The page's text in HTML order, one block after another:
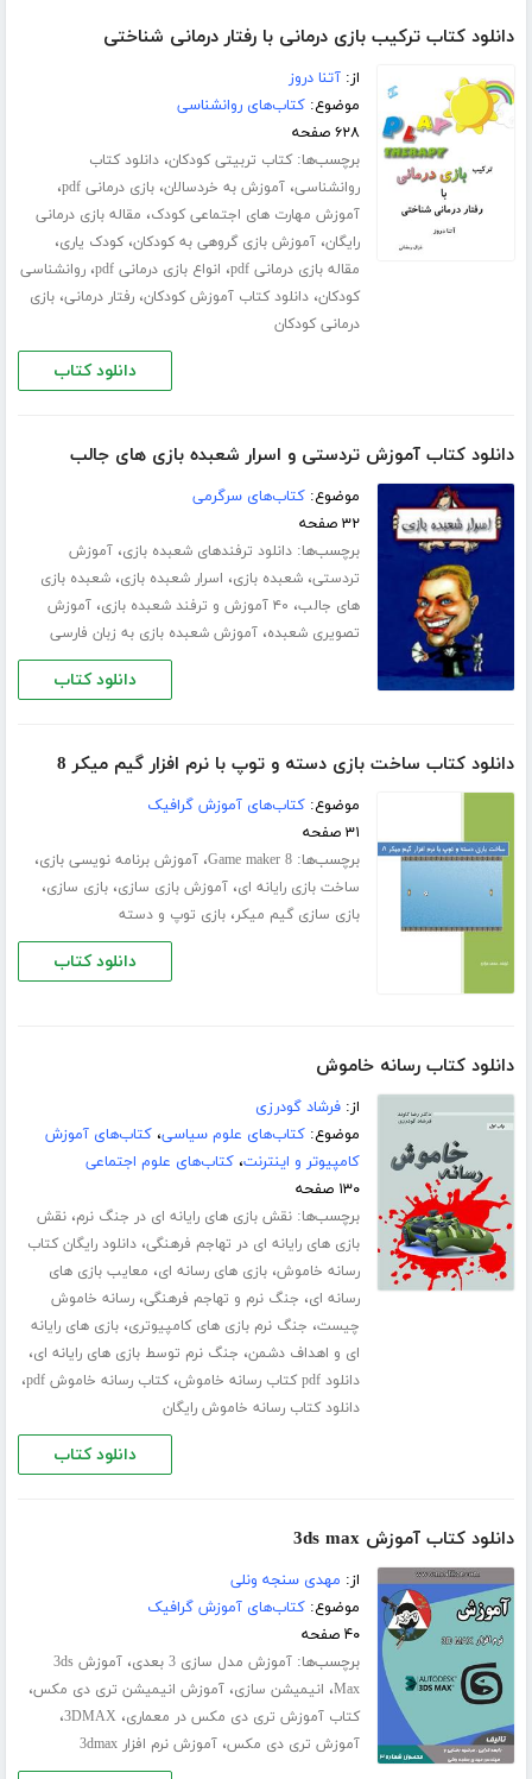
دانلود کتاب ترکیب بازی درمانی با رفتار درمانی شناختی
از:آتنا دروز
موضوع:کتاب‌های روانشناسی
۶۲۸ صفحه
برچسب‌ها:کتاب تربیتی کودکان،دانلود کتاب
روانشناسی،آموزش به خردسالان،بازی درمانی pdf ،
آموزش مهارت های اجتماعی کودک، مقاله بازی درمانی
رایگان،آموزش بازی گروهی به کودکان،کودک یاری،
مقاله بازی درمانی pdf ، انواع بازی درمانی pdf ،روانشناسی
کودکان،دانلود کتاب آموزش کودکان،رفتار درمانی،بازی
درمانی کودکان
دانلود کتاب
دانلود کتاب آموزش تردستی و اسرار شعبده بازی های جالب
موضوع:کتاب‌های سرگرمی
۳۲ صفحه
برچسب‌ها:دانلود ترفندهای شعبده بازی،آموزش
تردستی،شعبده بازی، اسرار شعبده بازی،شعبده بازی
های جالب، ۴۰ آموزش و ترفند شعبده بازی ،آموزش
تصویری شعبده،آموزش شعبده بازی به زبان فارسی
دانلود کتاب
دانلود کتاب ساخت بازی دسته و توپ با نرم افزار گیم میکر 8
موضوع:کتاب‌های آموزش گرافیک
۳۱ صفحه
برچسب‌ها:Game maker 8،آموزش برنامه نویسی بازی،
ساخت بازی رایانه ای،آموزش بازی سازی،بازی سازی،
بازی سازی گیم میکر،بازی توپ و دسته
دانلود کتاب
دانلود کتاب رسانه خاموش
از:فرشاد گودرزی
موضوع:کتاب‌های علوم سیاسی،کتاب‌های آموزش
کامپیوتر و اینترنت،کتاب‌های علوم اجتماعی
۱۳۰ صفحه
برچسب‌ها:نقش بازی های رایانه ای در جنگ نرم،نقش
بازی های رایانه ای در تهاجم فرهنگی،دانلود رایگان کتاب
رسانه خاموش،بازی های رسانه ای، معایب بازی های
رسانه ای، جنگ نرم و تهاجم فرهنگی،رسانه خاموش
چیست، جنگ نرم بازی های کامپیوتری،بازی های رایانه
ای و اهداف دشمن، جنگ نرم توسط بازی های رایانه ای،
دانلود pdf کتاب رسانه خاموش ،کتاب رسانه خاموش pdf ،
دانلود کتاب رسانه خاموش رایگان
دانلود کتاب
دانلود کتاب آموزش 3ds max
از: مهدی سنجه ونلی
موضوع:کتاب‌های آموزش گرافیک
۴۰ صفحه
برچسب‌ها:آموزش مدل سازی 3 بعدی ،
آموزش 3ds
Max، انیمیشن سازی،آموزش انیمیشن تری دی مکس،
کتاب آموزش تری دی مکس در معماری، 3DMAX،
آموزش تری دی مکس،آموزش نرم افزار 3dmax